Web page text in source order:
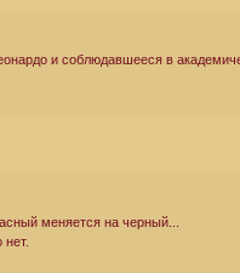
и соблюдавшееся в
меняется на черный...
нет.